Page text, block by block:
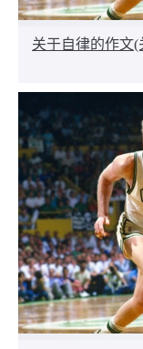
关于自律的作文